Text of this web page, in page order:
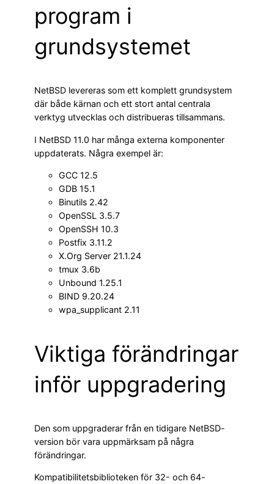
program i
grundsystemet
NetBSD levereras som ett komplett grundsystem
där både kärnan och ett stort antal centrala
verktyg utvecklas och distribueras tillsammans.
I NetBSD 11.0 har många externa komponenter
uppdaterats. Några exempel är:
GCC 12.5
GDB 15.1
Binutils 2.42
OpenSSL 3.5.7
OpenSSH 10.3
Postfix 3.11.2
X.Org Server 21.1.24
tmux 3.6b
Unbound 1.25.1
BIND 9.20.24
wpa_supplicant 2.11
Viktiga förändringar
inför uppgradering
Den som uppgraderar från en tidigare NetBSD-
version bör vara uppmärksam på några
förändringar.
Kompatibilitetsbiblioteken för 32- och 64-